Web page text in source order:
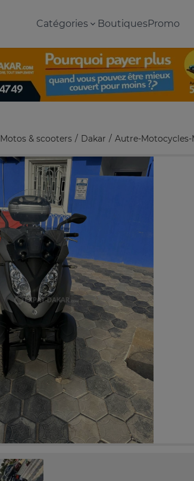
Catégories BoutiquesPromo
Motos & scooters Dakar Autre-Motocycles-